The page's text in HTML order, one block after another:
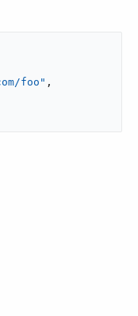
foo" ,